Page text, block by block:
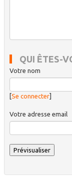
QUI ÊTES-
Votre nom
[Se connecter]
Votre adresse email